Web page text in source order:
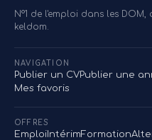
N°1 de l'emploi dans les
keldom.
NAVIGATION
Publier un CVPublier une
Mes favoris
OFFRES
EmploiIntérimFormation